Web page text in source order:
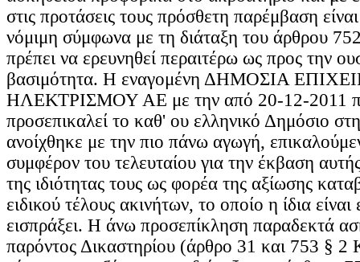
στις προτάσεις τους πρόσθετη παρέμβαση
νόμιμη σύμφωνα με τη διάταξη του άρθρου
πρέπει να ερευνηθεί περαιτέρω ως προς την
βασιμότητα. Η εναγομένη ΔΗΜΟΣΙΑ
ΗΛΕΚΤΡΙΣΜΟΥ ΑΕ με την από 20-12-2011
προσεπικαλεί το καθ' ου ελληνικό Δημόσιο
ανοίχθηκε με την πιο πάνω αγωγή,
συμφέρον του τελευταίου για την έκβαση
της ιδιότητας τους ως φορέα της αξίωσης
ειδικού τέλους ακινήτων, το οποίο η ίδια
εισπράξει. Η άνω προσεπίκληση παραδεκτά
παρόντος Δικαστηρίου (άρθρο 31 και 753 § 2